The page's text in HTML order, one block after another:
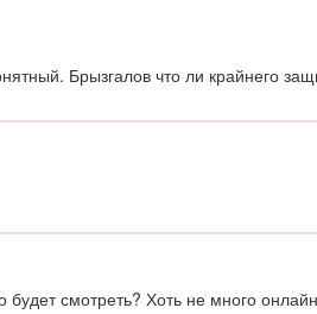
Брызгалов что ли крайнего
будет смотреть? Хоть не много